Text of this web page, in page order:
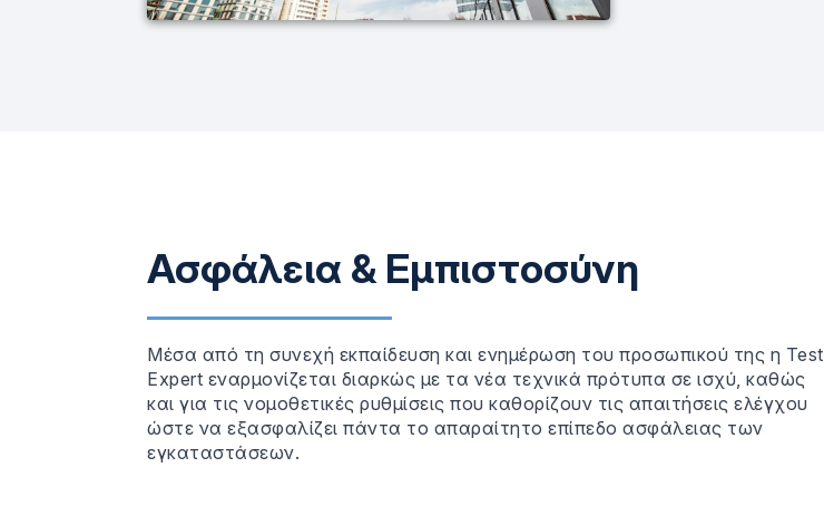
Ασφάλεια & Εμπιστοσύνη
Μέσα από τη συνεχή εκπαίδευση και ενημέρωση του προσωπικού της η Test
Expert εναρμονίζεται διαρκώς με τα νέα τεχνικά πρότυπα σε ισχύ, καθώς
και για τις νομοθετικές ρυθμίσεις που καθορίζουν τις απαιτήσεις ελέγχου
ώστε να εξασφαλίζει πάντα το απαραίτητο επίπεδο ασφάλειας των
εγκαταστάσεων.